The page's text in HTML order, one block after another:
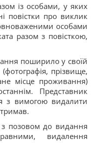
із особами, у яких
повістки про виклик
особами
разом з повісткою,
поширило у своїй
(фотографія, прізвище,
місце проживання)
Представник
з вимогою видалити
з позовом до видання
видалення